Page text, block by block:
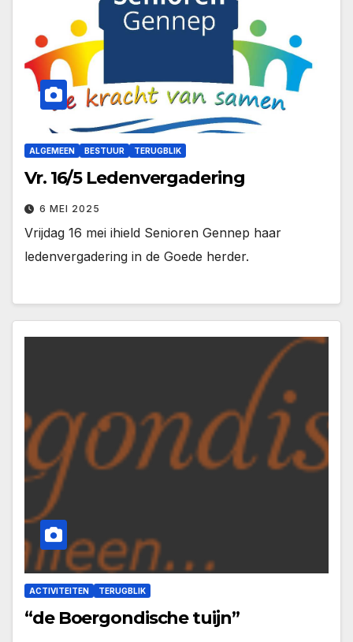
ALGEMEEN BESTUUR TERUGBLIK
Vr. 16/5 Ledenvergadering
6 MEI 2025
Vrijdag 16 mei ihield Senioren Gennep haar
ledenvergadering in de Goede herder.
ACTIVITEITEN TERUGBLIK
“de Boergondische tuijn”